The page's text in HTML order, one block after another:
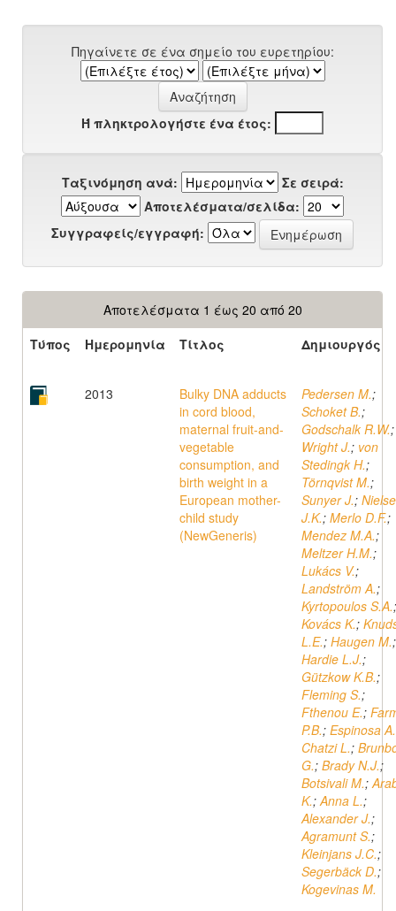
Πηγαίνετε σε ένα σημείο του ευρετηρίου:
Ή πληκτρολογήστε ένα έτος:
Ταξινόμηση ανά:
Σε σειρά:
Αποτελέσματα/σελίδα:
Συγγραφείς/εγγραφή:
Αποτελέσματα 1 έως 20 από 20
Τύπος
Ημερομηνία Τίτλος Δημιουργός
2013
Bulky DNA adducts
in cord blood,
maternal fruit-and-
vegetable
consumption, and
birth weight in a
European mother-
child study
(NewGeneris)
Pedersen M.;
Schoket B.;
Godschalk R.W.;
Wright J.; von
Stedingk H.;
Törnqvist M.;
Sunyer J.;
J.K.; Merlo D.F.;
Mendez M.A.;
Meltzer H.M.;
Lukács V.;
Landström A.;
Kyrtopoulos S.A.;
Kovács K.;
L.E.; Haugen M.;
Hardie L.J.;
Gützkow K.B.;
Fleming S.;
Fthenou E.;
P.B.; Espinosa A.
Chatzi L.;
G.; Brady N.J.;
Botsivali M.;
K.;Anna L.;
Alexander J.;
Agramunt S.;
Kleinjans J.C.;
Segerbäck D.;
Kogevinas M.